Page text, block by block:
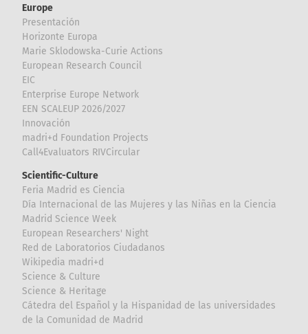
Europe
Presentación
Horizonte Europa
Marie Sklodowska-Curie Actions
European Research Council
EIC
Enterprise Europe Network
EEN SCALEUP 2026/2027
Innovación
madri+d Foundation Projects
Call4Evaluators RIVCircular
Scientific-Culture
Feria Madrid es Ciencia
Día Internacional de las Mujeres y las Niñas en la Ciencia
Madrid Science Week
European Researchers' Night
Red de Laboratorios Ciudadanos
Wikipedia madri+d
Science & Culture
Science & Heritage
Cátedra del Español y la Hispanidad de las universidades
de la Comunidad de Madrid